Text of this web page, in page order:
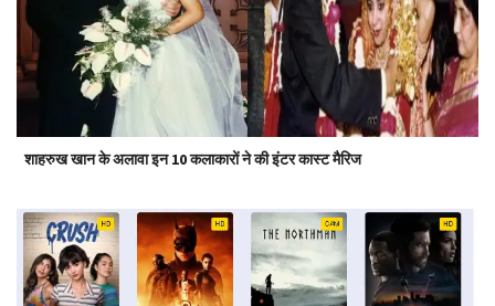
शाहरुख खान के अलावा इन 10 कलाकारों ने की इंटर कास्ट मैरिज